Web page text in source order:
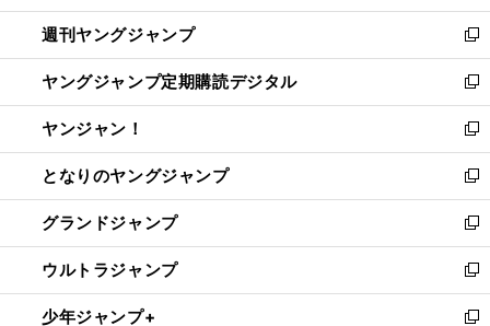
開
く
ウ
で
開
く
ン
ド
ウ
で
開
く
ウ
ィ
ン
ド
ウ
で
開
く
週刊ヤングジャンプ
新
し
い
ウ
ィ
ン
ド
ウ
で
開
く
ヤングジャンプ定期購読デジタル
新
し
い
ウ
ィ
ン
ド
ウ
で
開
く
ヤンジャン！
新
し
い
ウ
ィ
ン
ド
ウ
で
となりのヤングジャンプ
新
し
い
ウ
ィ
ン
ド
グランドジャンプ
新
し
い
ウ
ィ
ウルトラジャンプ
新
し
い
少年ジャンプ+
新